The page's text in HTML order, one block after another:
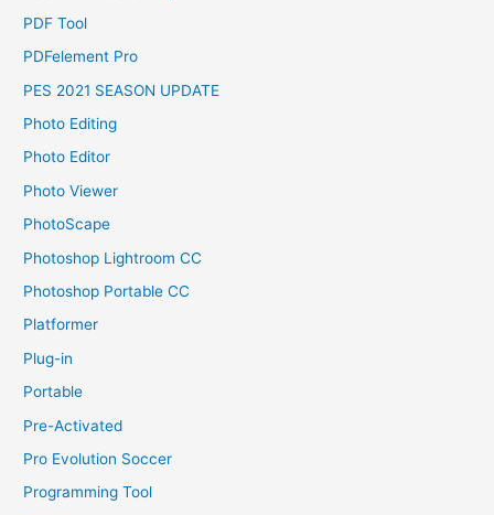
PDF Tool
PDFelement Pro
PES 2021 SEASON UPDATE
Photo Editing
Photo Editor
Photo Viewer
PhotoScape
Photoshop Lightroom CC
Photoshop Portable CC
Platformer
Plug-in
Portable
Pre-Activated
Pro Evolution Soccer
Programming Tool